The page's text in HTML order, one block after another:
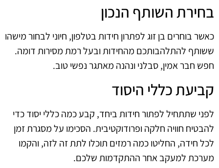
בחירת השותף הנכון
כאשר בוחרים בן זוג לפתרון חידות בטלפון, חיוני לבחור מישהו
ששותף להתלהבותכם מהחידות ובעל רמת מסירות דומה.
חפש חבר אמין, סבלני ונהנה מאתגר נפשי טוב.
קביעת כללי היסוד
לפני שתתחיל לפתור חידות ביחד, קבע כמה כללי יסוד כדי
להבטיח חוויה חלקה ופרודוקטיבית. הסכימו על מסגרת זמן
לכל חידה, החליטו כמה רמזים תוכלו לתת זה לזה, והקמו
מערכת למעקב אחר ההתקדמות שלכם.